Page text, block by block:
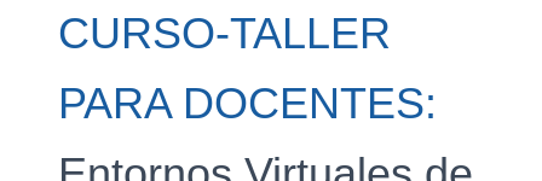
CURSO-TALLER
PARA DOCENTES: